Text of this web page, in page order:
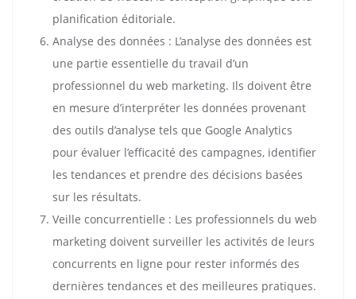
planification éditoriale.
Analyse des données : L’analyse des données est
une partie essentielle du travail d’un
professionnel du web marketing. Ils doivent être
en mesure d’interpréter les données provenant
des outils d’analyse tels que Google Analytics
pour évaluer l’efficacité des campagnes, identifier
les tendances et prendre des décisions basées
sur les résultats.
Veille concurrentielle : Les professionnels du web
marketing doivent surveiller les activités de leurs
concurrents en ligne pour rester informés des
dernières tendances et des meilleures pratiques.